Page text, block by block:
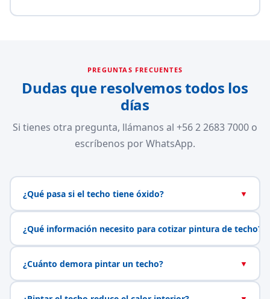
PREGUNTAS FRECUENTES
Dudas que resolvemos todos los
días
Si tienes otra pregunta, llámanos al +56 2 2683 7000 o
escríbenos por WhatsApp.
¿Qué pasa si el techo tiene óxido? ▼
¿Qué información necesito para cotizar pintura de techo?
¿Cuánto demora pintar un techo? ▼